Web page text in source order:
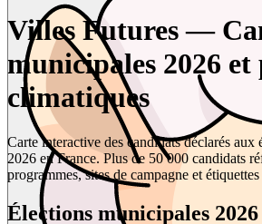
Villes Futures —
municipales 2026
climatiques
Carte interactive des candidats déclarés aux
2026 en France. Plus de 50 000 candidats
programmes, sites de campagne et
Élections municipales 2026